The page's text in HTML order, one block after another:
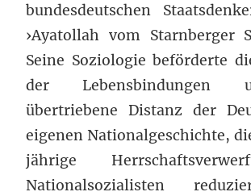
bundesdeutschen
›Ayatollah vom Starnberger
Seine Soziologie beförderte
der Lebensbindungen
übertriebene Distanz der
eigenen Nationalgeschichte,
jährige
Nationalsozialisten